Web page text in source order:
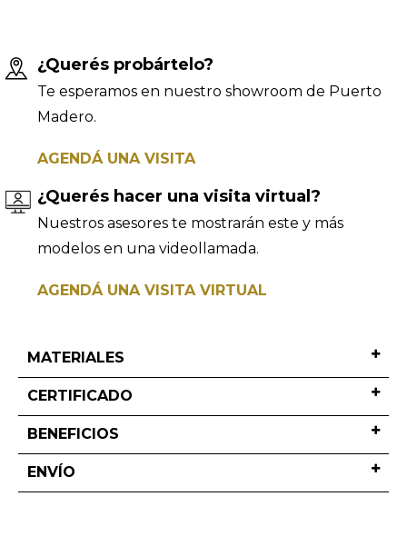
¿Querés probártelo?
Te esperamos en nuestro showroom de Puerto
Madero.
AGENDÁ UNA VISITA
¿Querés hacer una visita virtual?
Nuestros asesores te mostrarán este y más
modelos en una videollamada.
AGENDÁ UNA VISITA VIRTUAL
MATERIALES
CERTIFICADO
BENEFICIOS
ENVÍO